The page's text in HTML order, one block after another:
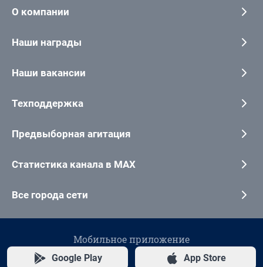
О компании
Наши награды
Наши вакансии
Техподдержка
Предвыборная агитация
Статистика канала в MAX
Все города сети
Мобильное приложение
Google Play App Store